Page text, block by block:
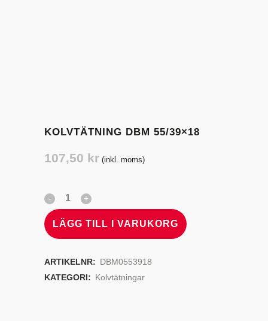
KOLVTÄTNING DBM 55/39×18
107,50 kr (inkl. moms)
LÄGG TILL I VARUKORG
ARTIKELNR: DBM0553918
KATEGORI: Kolvtätningar